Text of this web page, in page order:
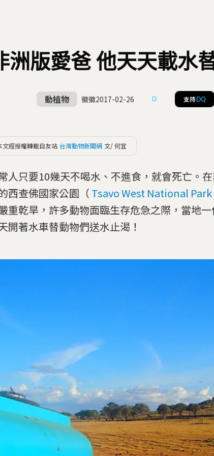
洲版愛爸 他天天載水
動植物 徽徽2017-02-26 支持 DQ
文經授權轉載自友站 台灣動物新聞網 文/ 何宜
人只要10幾天不喝水、不進食，就會死亡。
西查佛國家公園（ Tsavo West National Park
重乾旱，許多動物面臨生存危急之際，當地一
開著水車替動物們送水止渴！